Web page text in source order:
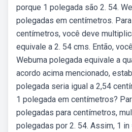
porque 1 polegada são 2. 54.
polegadas em centímetros.
centímetros, você deve
equivale a 2. 54 cms. Então,
Webuma polegada equivale a
acordo acima mencionado,
polegada seria igual a 2,54
1 polegada em centímetros?
polegadas para centímetros,
polegadas por 2. 54. Assim, 1 in